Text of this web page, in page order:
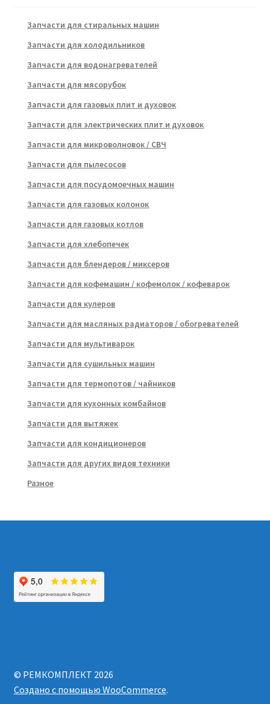
Запчасти для стиральных машин
Запчасти для холодильников
Запчасти для водонагревателей
Запчасти для мясорубок
Запчасти для газовых плит и духовок
Запчасти для электрических плит и духовок
Запчасти для микроволновок / СВЧ
Запчасти для пылесосов
Запчасти для посудомоечных машин
Запчасти для газовых колонок
Запчасти для газовых котлов
Запчасти для хлебопечек
Запчасти для блендеров / миксеров
Запчасти для кофемашин / кофемолок / кофеварок
Запчасти для кулеров
Запчасти для масляных радиаторов / обогревателей
Запчасти для мультиварок
Запчасти для сушильных машин
Запчасти для термопотов / чайников
Запчасти для кухонных комбайнов
Запчасти для вытяжек
Запчасти для кондиционеров
Запчасти для других видов техники
Разное
© РЕМКОМПЛЕКТ 2026
Создано с помощью WooCommerce.